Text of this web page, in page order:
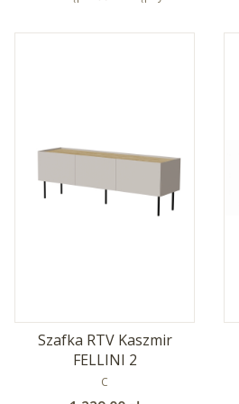
Szafka RTV Kaszmir
FELLINI 2
PRODUCENT
C